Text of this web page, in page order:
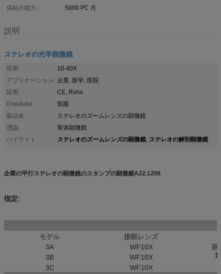
供給の能力:
5000 PC 月
説明
ステレオの光学顕微鏡
倍率:
10-40X
アプリケーション: 企業, 医学, 医院
証明:
CE, Rohs
Drawtube:
双眼
製品名:
ステレオのズームレンズの顕微鏡
理論:
実体顕微鏡
ハイライト:
ステレオのズームレンズの顕微鏡, ステレオの解剖顕微鏡
企業の平行ステレオの顕微鏡のスタンプの顕微鏡A22.1206
指定:
モデル
接眼レンズ
3A
WF10X
3B
WF10X
3C
WF10X